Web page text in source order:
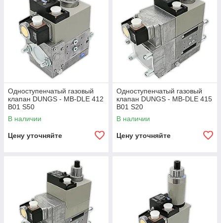
Одноступенчатый газовый
клапан DUNGS - MB-DLE 412
B01 S50
В наличии
Цену уточняйте
Одноступенчатый газовый
клапан DUNGS - MB-DLE 415
B01 S20
В наличии
Цену уточняйте